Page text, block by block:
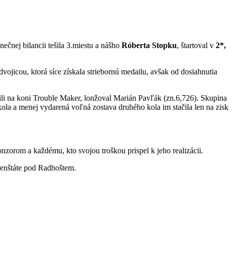
bilancii tešila 3.miestu a nášho Róberta Stopku, štartoval v 2*,
ktorá síce získala striebornú medailu, avšak od dosiahnutia
na koni Trouble Maker, lonžoval Marián Pavľák (zn.6,726). Skupina
a menej vydarená voľná zostava druhého kola im stačila len na zisk
a každému, kto svojou troškou prispel k jeho realizácii.
pod Radhoštem.